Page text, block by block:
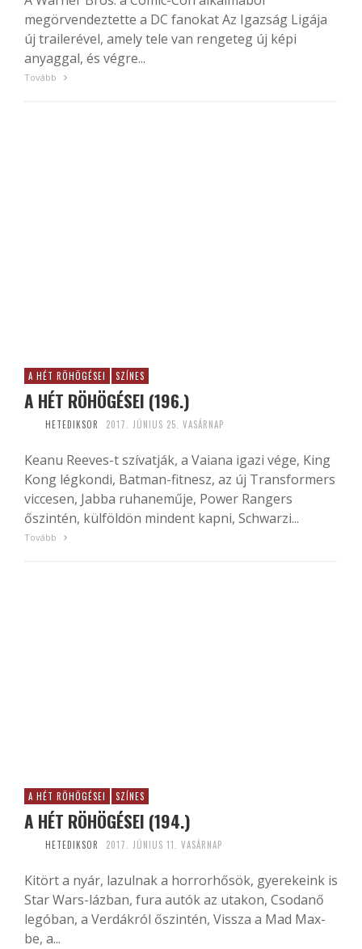
megörvendeztette a DC fanokat Az Igazság Ligája
új trailerével, amely tele van rengeteg új képi
anyaggal, és végre...
Tovább
A HÉT RÖHÖGÉSEI SZÍNES
A HÉT RÖHÖGÉSEI (196.)
HETEDIKSOR 2017. JÚNIUS 25. VASÁRNAP
Keanu Reeves-t szívatják, a Vaiana igazi vége, King
Kong légkondi, Batman-fitnesz, az új Transformers
viccesen, Jabba ruhaneműje, Power Rangers
őszintén, külföldön mindent kapni, Schwarzi...
Tovább
A HÉT RÖHÖGÉSEI SZÍNES
A HÉT RÖHÖGÉSEI (194.)
HETEDIKSOR 2017. JÚNIUS 11. VASÁRNAP
Kitört a nyár, lazulnak a horrorhősök, gyerekeink is
Star Wars-lázban, fura autók az utakon, Csodanő
legóban, a Verdákról őszintén, Vissza a Mad Max-
be, a...